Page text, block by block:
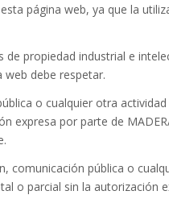
página web, ya que la
propiedad industrial e
web debe respetar.
o cualquier otra
por parte de
comunicación pública o
o parcial sin la autorización